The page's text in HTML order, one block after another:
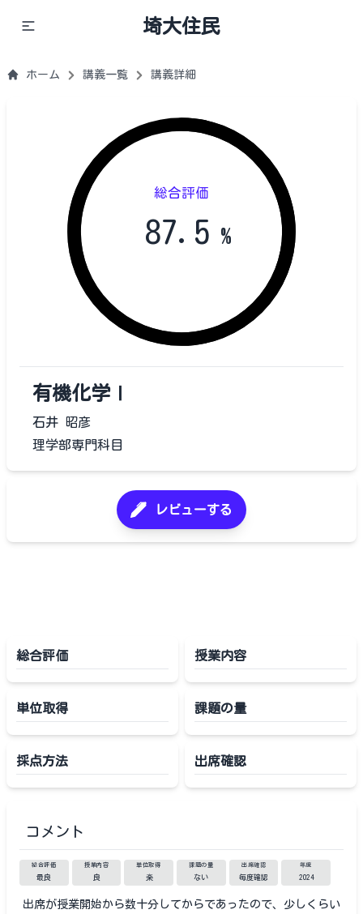
埼大住民
ホーム 講義一覧 講義詳細
総合評価
87.5 %
有機化学Ⅰ
石井 昭彦
理学部専門科目
レビューする
総合評価 授業内容
単位取得 課題の量
採点方法 出席確認
コメント
総合評価
最良
授業内容
良
単位取得
楽
課題の量
ない
出席確認
毎度確認
年度
2024
出席が授業開始から数十分してからであったので、少しくらい